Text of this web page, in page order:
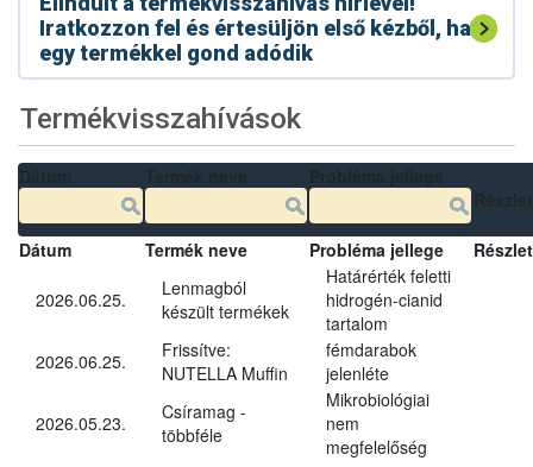
Iratkozzon fel és értesüljön első kézből, ha
egy termékkel gond adódik
Termékvisszahívások
Dátum Termék neve Probléma jellege
2026.06.25.
Lenmagból
készült termékek
Határérték feletti
hidrogén-cianid
tartalom
2026.06.25.
Frissítve:
NUTELLA Muffin
fémdarabok
jelenléte
2026.05.23.
Csíramag -
többféle
Mikrobiológiai
nem
megfelelőség